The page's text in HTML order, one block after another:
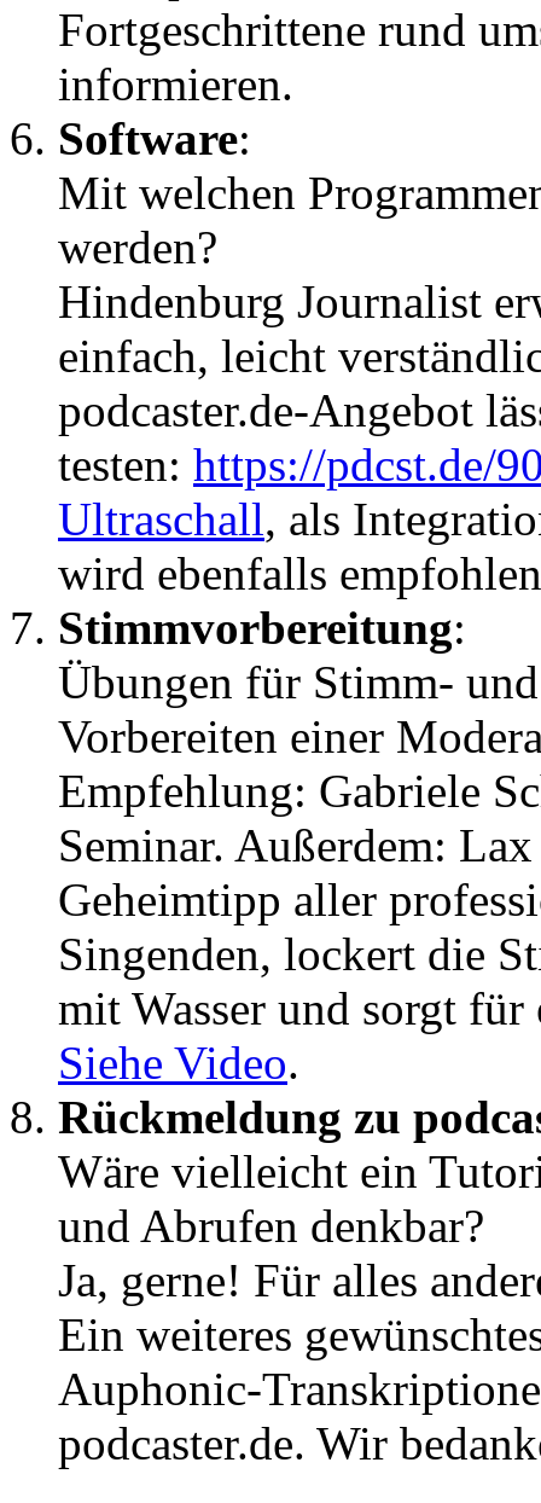
Fortgeschrittene rund
informieren.
Software:
Mit welchen
werden?
Hindenburg Journalist
einfach, leicht
podcaster.de-Angebot
testen: https://pdcst.de/
Ultraschall, als
wird ebenfalls
Stimmvorbereitung:
Übungen für Stimm-
Vorbereiten einer
Empfehlung: Gabriele
Seminar. Außerdem:
Geheimtipp aller
Singenden, lockert die
mit Wasser und sorgt
Siehe Video.
Rückmeldung zu
Wäre vielleicht ein
und Abrufen denkbar?
Ja, gerne! Für alles
Ein weiteres
Auphonic-
podcaster.de. Wir